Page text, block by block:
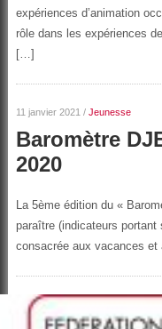
expériences d’animation
rôle dans les expériences
[…]
11 janvier 2021 / Jeunesse
Baromètre
2020
La 5ème édition du «
paraître (indicateurs
consacrée aux vacances